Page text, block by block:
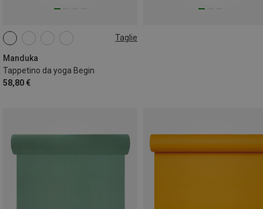
Taglie
Manduka
Tappetino da yoga Begin
58,80 €
172CM